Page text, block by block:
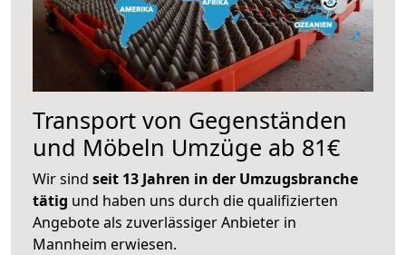
Transport von Gegenständen
und Möbeln Umzüge ab 81€
Wir sind seit 13 Jahren in der Umzugsbranche
tätig und haben uns durch die qualifizierten
Angebote als zuverlässiger Anbieter in
Mannheim erwiesen.